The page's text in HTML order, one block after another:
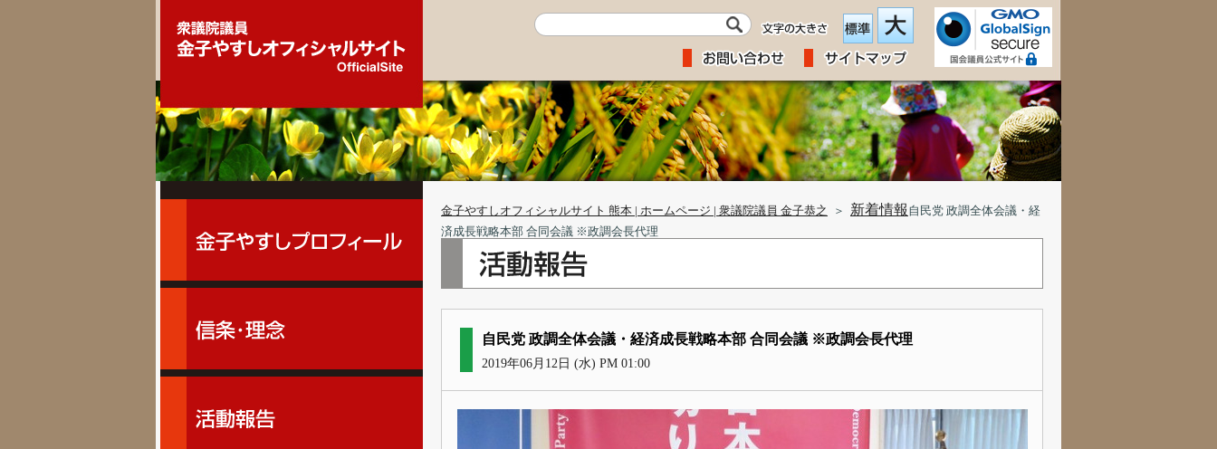
金子やすしオフィシャルサイト 熊本 | ホームページ | 衆議院議員 金子恭之 ＞ 新着情報 自民党 政調全体会議・経
済成長戦略本部 合同会議 ※政調会長代理
自民党 政調全体会議・経済成長戦略本部 合同会議 ※政調会長代理
2019年06月12日 (水) PM 01:00